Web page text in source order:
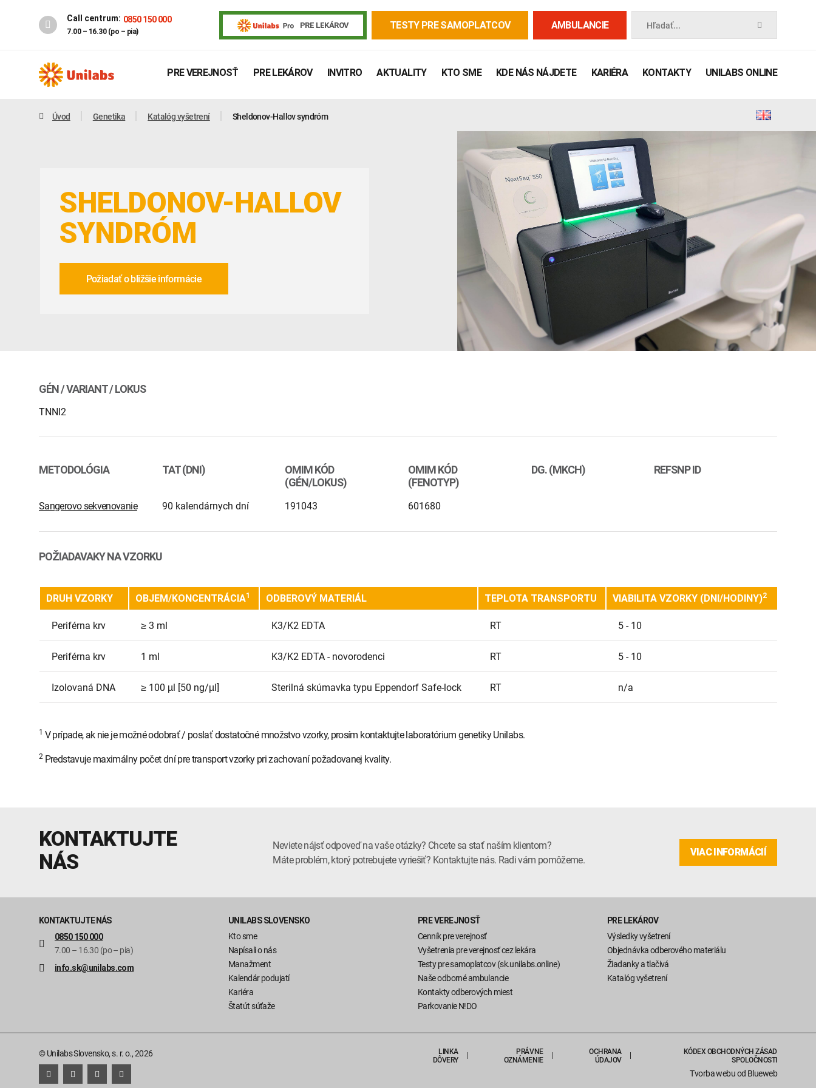
Call centrum: 0850 150 000
7.00 – 16.30 (po – pia)
PRE LEKÁROV TESTY PRE SAMOPLATCOV AMBULANCIE Hľadať...
Genetika Kortizol Odberová príručka
PRE VEREJNOSŤ PRE LEKÁROV INVITRO AKTUALITY KTO SME KDE NÁS NÁJDETE KARIÉRA KONTAKTY UNILABS ONLINE
Úvod Genetika Katalóg vyšetrení Sheldonov-Hallov syndróm
SHELDONOV-HALLOV
SYNDRÓM
Požiadať o bližšie informácie
GÉN / VARIANT / LOKUS
TNNI2
METODOLÓGIA
Sangerovo sekvenovanie
TAT (DNI)
90 kalendárnych dní
OMIM KÓD
(GÉN/LOKUS)
191043
OMIM KÓD
(FENOTYP)
601680
DG. (MKCH) REFSNP ID
POŽIADAVAKY NA VZORKU
DRUH VZORKY OBJEM/KONCENTRÁCIA1 ODBEROVÝ MATERIÁL TEPLOTA TRANSPORTU VIABILITA VZORKY (DNI/HODINY)2
Periférna krv ≥ 3 ml K3/K2 EDTA RT 5 - 10
Periférna krv 1 ml K3/K2 EDTA - novorodenci RT 5 - 10
Izolovaná DNA ≥ 100 µl [50 ng/µl] Sterilná skúmavka typu Eppendorf Safe-lock RT n/a
1 V prípade, ak nie je možné odobrať / poslať dostatočné množstvo vzorky, prosím kontaktujte laboratórium genetiky Unilabs.
2Predstavuje maximálny počet dní pre transport vzorky pri zachovaní požadovanej kvality.
KONTAKTUJTE
NÁS
Neviete nájsť odpoveď na vaše otázky? Chcete sa stať naším klientom?
Máte problém, ktorý potrebujete vyriešiť? Kontaktujte nás. Radi vám pomôžeme.
VIAC INFORMÁCIÍ
KONTAKTUJTE NÁS
0850 150 000
7.00 – 16.30 (po – pia)
info.sk@unilabs.com
UNILABS SLOVENSKO
Kto sme
Napísali o nás
Manažment
Kalendár podujatí
Kariéra
Štatút súťaže
PRE VEREJNOSŤ
Cenník pre verejnosť
Vyšetrenia pre verejnosť cez lekára
Testy pre samoplatcov (sk.unilabs.online)
Naše odborné ambulancie
Kontakty odberových miest
Parkovanie N!DO
PRE LEKÁROV
Výsledky vyšetrení
Objednávka odberového materiálu
Žiadanky a tlačivá
Katalóg vyšetrení
© Unilabs Slovensko, s. r. o., 2026
LINKA
DÔVERY
PRÁVNE
OZNÁMENIE
OCHRANA
ÚDAJOV
KÓDEX OBCHODNÝCH ZÁSAD
SPOLOČNOSTI
Tvorba webuod Blueweb